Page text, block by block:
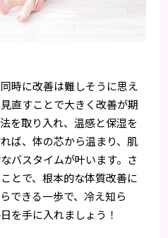
時に改善は難しそうに思え
直すことで大きく改善が期
を取り入れ、温感と保湿を
ば、体の芯から温まり、肌
バスタイムが叶います。さ
とで、根本的な体質改善に
できる一歩で、冷え知ら
を手に入れましょう！